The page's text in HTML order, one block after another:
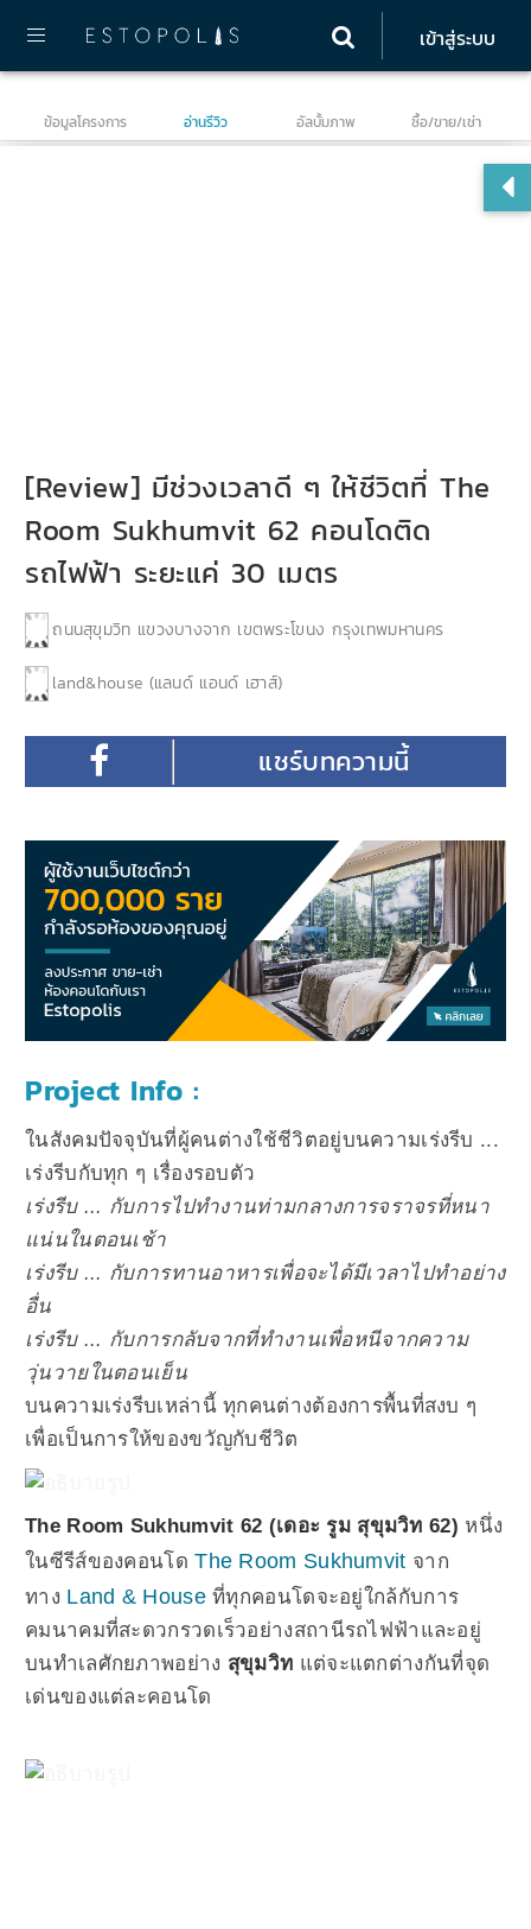
เข้าสู่ระบบ
ข้อมูลโครงการ อ่านรีวิว อัลบั้มภาพ ซื้อ/ขาย/เช่า
เ
[Review] มีช่วงเวลาดี ๆ ให้ชีวิตที่ The
Room Sukhumvit 62 คอนโดติด
รถไฟฟ้า ระยะแค่ 30 เมตร
ถนนสุขุมวิท แขวงบางจาก เขตพระโขนง กรุงเทพมหานคร
land&house (แลนด์ แอนด์ เฮาส์)
Project Info :
ในสังคมปัจจุบันที่ผู้คนต่างใช้ชีวิตอยู่บนความเร่งรีบ ...
เร่งรีบกับทุก ๆ เรื่องรอบตัว
เร่งรีบ ... กับการไปทำงานท่ามกลางการจราจรที่หนา
แน่นในตอนเช้า
เร่งรีบ ... กับการทานอาหารเพื่อจะได้มีเวลาไปทำอย่าง
อื่น
เร่งรีบ ... กับการกลับจากที่ทำงานเพื่อหนีจากความ
วุ่นวายในตอนเย็น
บนความเร่งรีบเหล่านี้ ทุกคนต่างต้องการพื้นที่สงบ ๆ
เพื่อเป็นการให้ของขวัญกับชีวิต
The Room Sukhumvit 62 (เดอะ รูม สุขุมวิท 62) หนึ่ง
ในซีรีส์ของคอนโด The Room Sukhumvit จาก
ทาง Land & Houseที่ทุกคอนโดจะอยู่ใกล้กับการ
คมนาคมที่สะดวกรวดเร็วอย่างสถานีรถไฟฟ้าและอยู่
บนทำเลศักยภาพอย่าง สุขุมวิท แต่จะแตกต่างกันที่จุด
เด่นของแต่ละคอนโด